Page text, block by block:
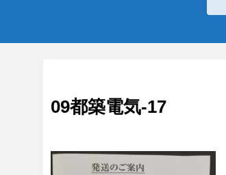
09都築電気-17